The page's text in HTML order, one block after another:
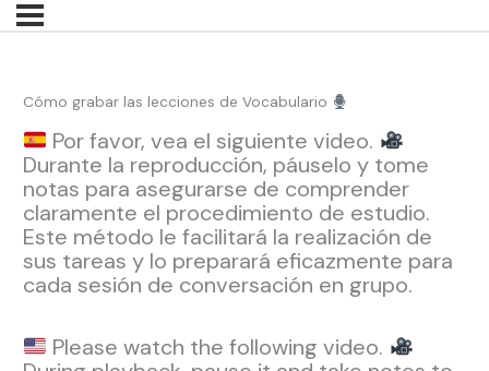
Cómo grabar las lecciones de Vocabulario
Por favor, vea el siguiente video.
Durante la reproducción, páuselo y tome
notas para asegurarse de comprender
claramente el procedimiento de estudio.
Este método le facilitará la realización de
sus tareas y lo preparará eficazmente para
cada sesión de conversación en grupo.
Please watch the following video.